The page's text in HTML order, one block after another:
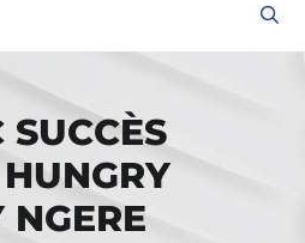
NGERE